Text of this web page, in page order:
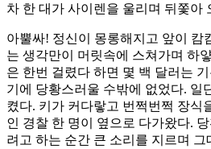
차 한 대가 사이렌을 울리며 뒤쫓아
아뿔싸! 정신이 몽롱해지고 앞이 캄
는 생각만이 머릿속에 스쳐가며 하
은 한번 걸렸다 하면 몇 백 달러는
기에 당황스러울 수밖에 없었다. 일
켰다. 키가 커다랗고 번쩍번쩍 장식
인 경찰 한 명이 옆으로 다가왔다.
려고 하는 순간 큰 소리를 지르며 그